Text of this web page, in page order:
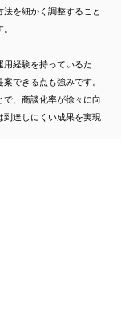
を細かく調整すること
用経験を持っているた
できる点も強みです。
で、商談化率が徐々に向
到達しにくい成果を実現